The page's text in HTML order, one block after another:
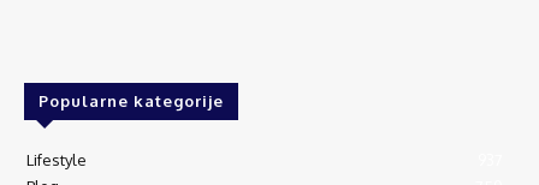
Popularne kategorije
Lifestyle